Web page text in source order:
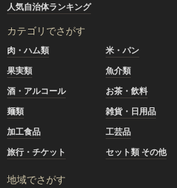
人気自治体ランキング
カテゴリでさがす
肉・ハム類 米・パン
果実類
魚介類
酒・アルコール
お茶・飲料
麺類
雑貨・日用品
加工食品
工芸品
旅行・チケット
セット類 その他
地域でさがす